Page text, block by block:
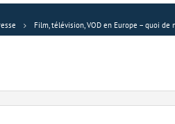
Film, télévision, VOD en Europe – quoi de